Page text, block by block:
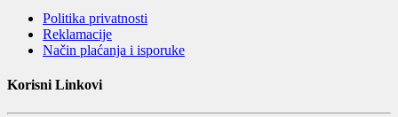
Politika privatnosti
Reklamacije
Način plaćanja i isporuke
Korisni Linkovi